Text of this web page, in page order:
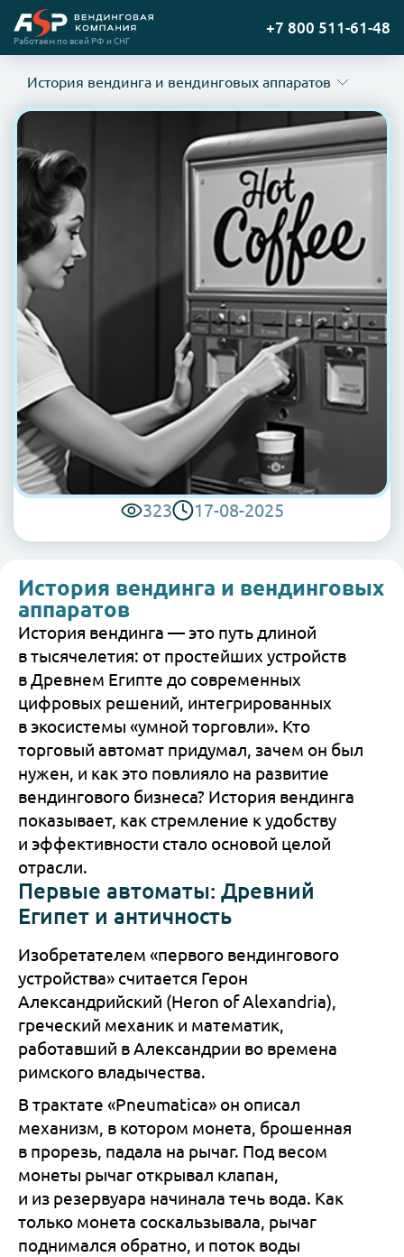
Перейти
на
Работаем по всей РФ и СНГ
+7 800 511-61-48
История вендинга и вендинговых аппаратов
История вендинга и вендинговых
аппаратов
История вендинга — это путь длиной
в тысячелетия: от простейших устройств
в Древнем Египте до современных
цифровых решений, интегрированных
в экосистемы «умной торговли». Кто
торговый автомат придумал, зачем он был
нужен, и как это повлияло на развитие
вендингового бизнеса? История вендинга
показывает, как стремление к удобству
и эффективности стало основой целой
отрасли.
Цифровая эпоха и умные автоматы
Первые автоматы: Древний Египет и античность
века)
Вендинговая революция в США (XX век)
Вендинг в СССР и России XX века
Цифровая эпоха и умные автоматы
Первые автоматы: Древний
Египет и античность
Изобретателем «первого вендингового
устройства» считается Герон
Александрийский (Heron of Alexandria),
греческий механик и математик,
работавший в Александрии во времена
римского владычества.
В трактате «Pneumatica» он описал
механизм, в котором монета, брошенная
в прорезь, падала на рычаг. Под весом
монеты рычаг открывал клапан,
и из резервуара начинала течь вода. Как
только монета соскальзывала, рычаг
поднимался обратно, и поток воды
323 17-08-2025